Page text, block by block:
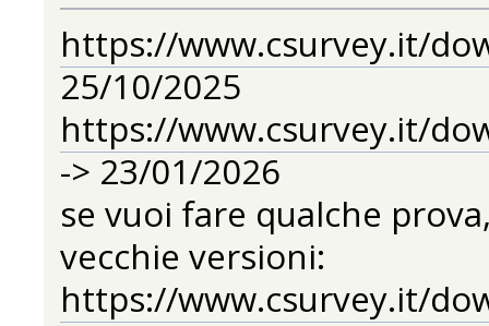
https://www.csurvey.it/
25/10/2025
https://www.csurvey.it/
-> 23/01/2026
se vuoi fare qualche
vecchie versioni:
https://www.csurvey.it/